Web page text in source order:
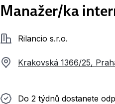
Manažer/ka
SpolečnostRilancio s.r.o.
Krakovská 1366/25,
Do 2 týdnů dostanete odpověď
Do 2 týdnů dostanete